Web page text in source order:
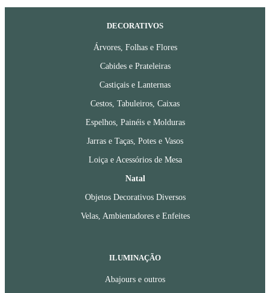
DECORATIVOS
Árvores, Folhas e Flores
Cabides e Prateleiras
Castiçais e Lanternas
Cestos, Tabuleiros, Caixas
Espelhos, Painéis e Molduras
Jarras e Taças, Potes e Vasos
Loiça e Acessórios de Mesa
Natal
Objetos Decorativos Diversos
Velas, Ambientadores e Enfeites
ILUMINAÇÃO
Abajours e outros